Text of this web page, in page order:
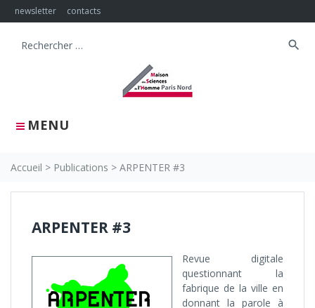
Skip
to
newsletter contacts
MENU
Search
search
Accueil > Publications > ARPENTER #3
ARPENTER #3
Revue digitale
questionnant la
fabrique de la ville en
donnant la parole à